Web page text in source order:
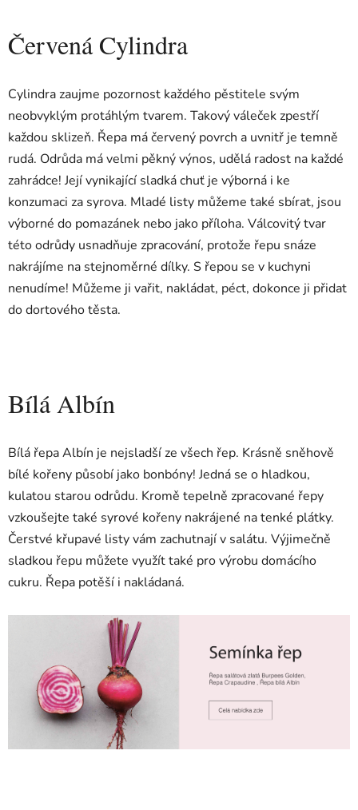
Červená Cylindra
Cylindra zaujme pozornost každého pěstitele svým
neobvyklým protáhlým tvarem. Takový váleček zpestří
každou sklizeň. Řepa má červený povrch a uvnitř je temně
rudá. Odrůda má velmi pěkný výnos, udělá radost na každé
zahrádce! Její vynikající sladká chuť je výborná i ke
konzumaci za syrova. Mladé listy můžeme také sbírat, jsou
výborné do pomazánek nebo jako příloha. Válcovitý tvar
této odrůdy usnadňuje zpracování, protože řepu snáze
nakrájíme na stejnoměrné dílky. S řepou se v kuchyni
nenudíme! Můžeme ji vařit, nakládat, péct, dokonce ji přidat
do dortového těsta.
Bílá Albín
Bílá řepa Albín je nejsladší ze všech řep. Krásně sněhově
bílé kořeny působí jako bonbóny! Jedná se o hladkou,
kulatou starou odrůdu. Kromě tepelně zpracované řepy
vzkoušejte také syrové kořeny nakrájené na tenké plátky.
Čerstvé křupavé listy vám zachutnají v salátu. Výjimečně
sladkou řepu můžete využít také pro výrobu domácího
cukru. Řepa potěší i nakládaná.